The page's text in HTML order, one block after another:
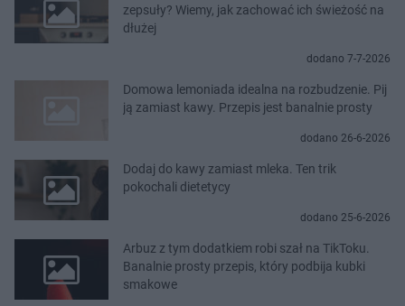
zepsuły? Wiemy, jak zachować ich świeżość na
dłużej
dodano 7-7-2026
Domowa lemoniada idealna na rozbudzenie. Pij
ją zamiast kawy. Przepis jest banalnie prosty
dodano 26-6-2026
Dodaj do kawy zamiast mleka. Ten trik
pokochali dietetycy
dodano 25-6-2026
Arbuz z tym dodatkiem robi szał na TikToku.
Banalnie prosty przepis, który podbija kubki
smakowe